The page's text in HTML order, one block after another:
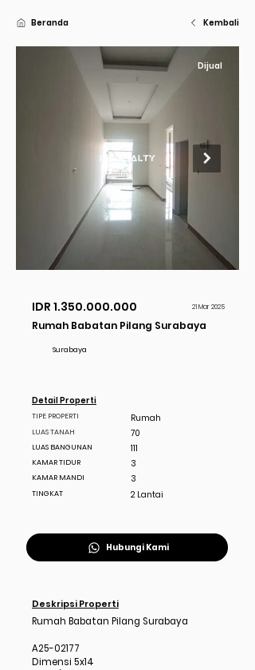
Beranda Kembali
Dijual
IDR 1.350.000.000 21 Mar 2025
Rumah Babatan Pilang Surabaya
Surabaya
Detail Properti
TIPE PROPERTI
LUAS TANAH
LUAS BANGUNAN
KAMAR TIDUR
KAMAR MANDI
TINGKAT
Rumah
70
111
3
3
2 Lantai
Hubungi Kami
Deskripsi Properti
Rumah Babatan Pilang Surabaya
A25-02177
Dimensi 5x14